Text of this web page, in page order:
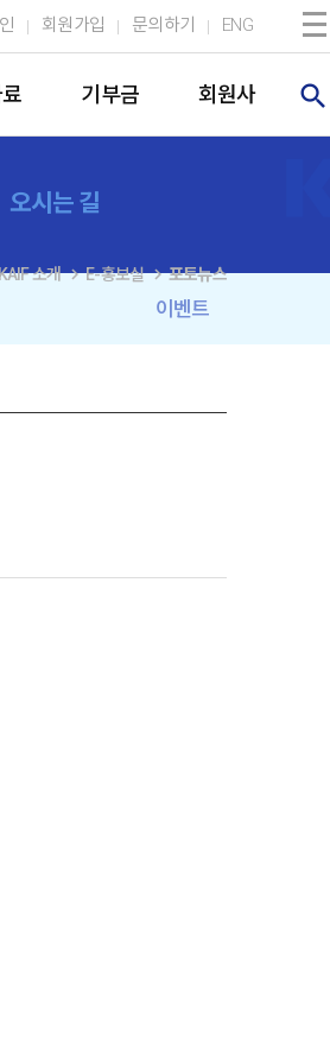
회원가입 문의하기 ENG
기부금 회원사 search
오시는 길
이벤트
소개navigate_nextE-홍보실navigate_next포토뉴스